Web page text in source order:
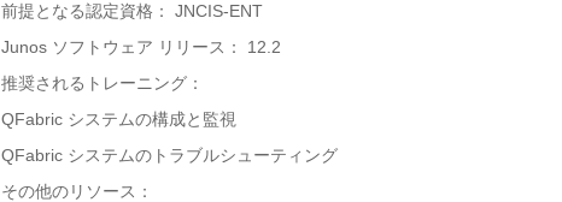
前提となる認定資格： JNCIS-ENT
Junos ソフトウェア リリース： 12.2
推奨されるトレーニング：
QFabric システムの構成と監視
QFabric システムのトラブルシューティング
その他のリソース：